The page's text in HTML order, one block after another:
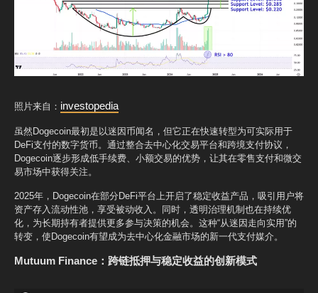
照片来自： investopedia
虽然Dogecoin最初是以迷因币闻名，但它正在快速转型为可实际用于
DeFi支付的数字货币。通过整合去中心化交易平台和跨境支付协议，
Dogecoin逐步形成低手续费、小额交易的优势，让其在零售支付和微交
易市场中获得关注。
2025年，Dogecoin在部分DeFi平台上开启了稳定收益产品，吸引用户将
资产存入流动性池，享受被动收入。同时，透明治理机制也在持续优
化，为长期持有者提供更多参与决策的机会。这种“从迷因走向实用”的
转变，使Dogecoin有望成为去中心化金融市场的新一代支付媒介。
Mutuum Finance：跨链抵押与稳定收益的创新模式